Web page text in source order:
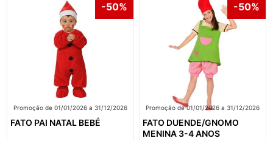
-50%
Promoção de 01/01/2026 a 31/12/2026
FATO PAI NATAL BEBÉ
-50%
Promoção de 01/01/2026 a 31/12/2026
FATO DUENDE/GNOMO
MENINA 3-4 ANOS